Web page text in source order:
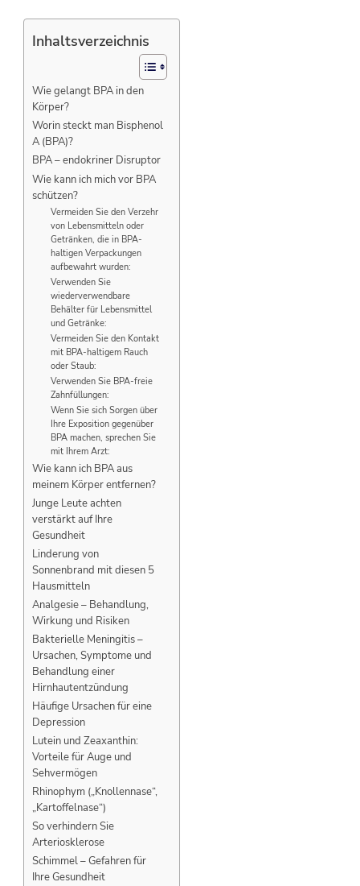
Inhaltsverzeichnis
Wie gelangt BPA in den
Körper?
Worin steckt man Bisphenol
A (BPA)?
BPA – endokriner Disruptor
Wie kann ich mich vor BPA
schützen?
Vermeiden Sie den Verzehr
von Lebensmitteln oder
Getränken, die in BPA-
haltigen Verpackungen
aufbewahrt wurden:
Verwenden Sie
wiederverwendbare
Behälter für Lebensmittel
und Getränke:
Vermeiden Sie den Kontakt
mit BPA-haltigem Rauch
oder Staub:
Verwenden Sie BPA-freie
Zahnfüllungen:
Wenn Sie sich Sorgen über
Ihre Exposition gegenüber
BPA machen, sprechen Sie
mit Ihrem Arzt:
Wie kann ich BPA aus
meinem Körper entfernen?
Junge Leute achten
verstärkt auf Ihre
Gesundheit
Linderung von
Sonnenbrand mit diesen 5
Hausmitteln
Analgesie – Behandlung,
Wirkung und Risiken
Bakterielle Meningitis –
Ursachen, Symptome und
Behandlung einer
Hirnhautentzündung
Häufige Ursachen für eine
Depression
Lutein und Zeaxanthin:
Vorteile für Auge und
Sehvermögen
Rhinophym („Knollennase“,
„Kartoffelnase“)
So verhindern Sie
Arteriosklerose
Schimmel – Gefahren für
Ihre Gesundheit